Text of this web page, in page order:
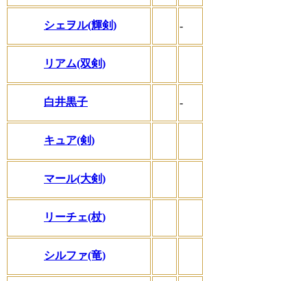
シェヲル(輝剣) -
リアム(双剣)
白井黒子 -
キュア(剣)
マール(大剣)
リーチェ(杖)
シルファ(竜)